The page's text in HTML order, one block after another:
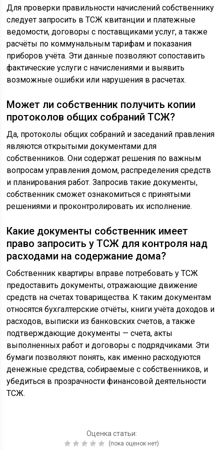
Для проверки правильности начислений собственнику
следует запросить в ТСЖ квитанции и платежные
ведомости, договоры с поставщиками услуг, а также
расчёты по коммунальным тарифам и показания
приборов учёта. Эти данные позволяют сопоставить
фактические услуги с начислениями и выявить
возможные ошибки или нарушения в расчетах.
Может ли собственник получить копии
протоколов общих собраний ТСЖ?
Да, протоколы общих собраний и заседаний правления
являются открытыми документами для
собственников. Они содержат решения по важным
вопросам управления домом, распределения средств
и планирования работ. Запросив такие документы,
собственник сможет ознакомиться с принятыми
решениями и проконтролировать их исполнение.
Какие документы собственник имеет
право запросить у ТСЖ для контроля над
расходами на содержание дома?
Собственник квартиры вправе потребовать у ТСЖ
предоставить документы, отражающие движение
средств на счетах товарищества. К таким документам
относятся бухгалтерские отчёты, книги учёта доходов и
расходов, выписки из банковских счетов, а также
подтверждающие документы — счета, акты
выполненных работ и договоры с подрядчиками. Эти
бумаги позволяют понять, как именно расходуются
денежные средства, собираемые с собственников, и
убедиться в прозрачности финансовой деятельности
ТСЖ.
Оценка статьи:
(пока оценок нет)